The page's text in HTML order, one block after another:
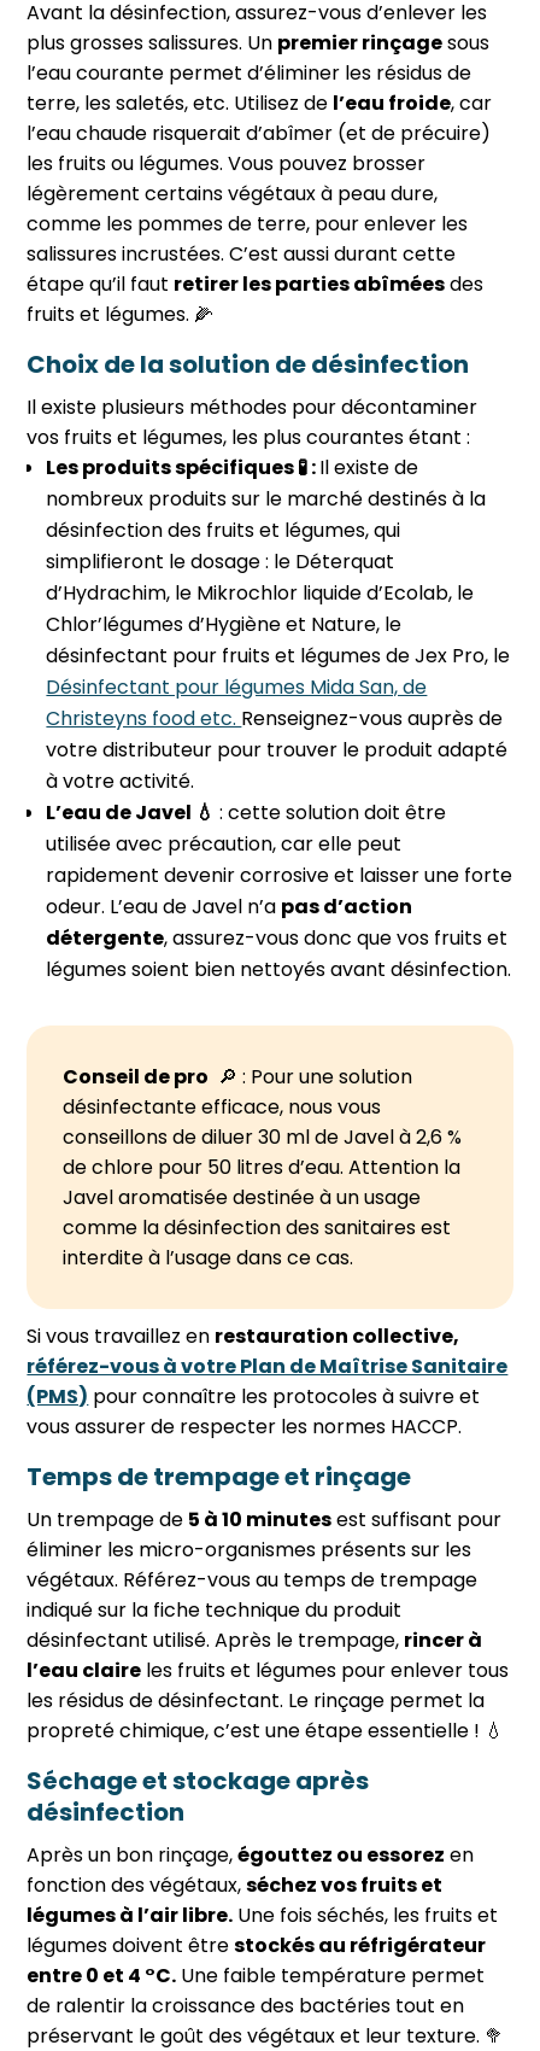
Avant la désinfection, assurez-vous d’enlever les
plus grosses salissures. Un premier rinçagesous
l’eau courante permet d’éliminer les résidus de
terre, les saletés, etc. Utilisez de l’eau froide, car
l’eau chaude risquerait d’abîmer (et de précuire)
les fruits ou légumes. Vous pouvez brosser
légèrement certains végétaux à peau dure,
comme les pommes de terre, pour enlever les
salissures incrustées. C’est aussi durant cette
étape qu’il faut retirer les parties abîméesdes
fruits et légumes. 🌽
Choix de la solution de désinfection
Il existe plusieurs méthodes pour décontaminer
vos fruits et légumes, les plus courantes étant :
Les produits spécifiques 🧪️ :Il existe de
nombreux produits sur le marché destinés à la
désinfection des fruits et légumes, qui
simplifieront le dosage : le Déterquat
d’Hydrachim, le Mikrochlor liquide d’Ecolab, le
Chlor’légumes d’Hygiène et Nature, le
désinfectant pour fruits et légumes de Jex Pro, le
Désinfectant pour légumes Mida San, de
Christeyns food etc. Renseignez-vous auprès de
votre distributeur pour trouver le produit adapté
à votre activité.
L’eau de Javel 💧 : cette solution doit être
utilisée avec précaution, car elle peut
rapidement devenir corrosive et laisser une forte
odeur. L’eau de Javel n’a pas d’action
détergente, assurez-vous donc que vos fruits et
légumes soient bien nettoyés avant désinfection.
Conseil de pro 🔎 : Pour une solution
désinfectante efficace, nous vous
conseillons de diluer 30 ml de Javel à 2,6 %
de chlore pour 50 litres d’eau. Attention la
Javel aromatisée destinée à un usage
comme la désinfection des sanitaires est
interdite à l’usage dans ce cas.
Si vous travaillez en restauration collective,
référez-vous à votre Plan de Maîtrise Sanitaire
(PMS) pour connaître les protocoles à suivre et
vous assurer de respecter les normes HACCP.
Temps de trempage et rinçage
Un trempage de 5 à 10 minutesest suffisant pour
éliminer les micro-organismes présents sur les
végétaux. Référez-vous au temps de trempage
indiqué sur la fiche technique du produit
désinfectant utilisé. Après le trempage, rincer à
l’eau claire les fruits et légumes pour enlever tous
les résidus de désinfectant. Le rinçage permet la
propreté chimique, c’est une étape essentielle ! 💧
Séchage et stockage après
désinfection
Après un bon rinçage,égouttez ou essorez en
fonction des végétaux,séchez vos fruits et
légumes à l’air libre. Une fois séchés, les fruits et
légumes doivent êtrestockés au réfrigérateur
entre 0 et 4 °C. Une faible température permet
de ralentir la croissance des bactéries tout en
préservant le goût des végétaux et leur texture. 🥦